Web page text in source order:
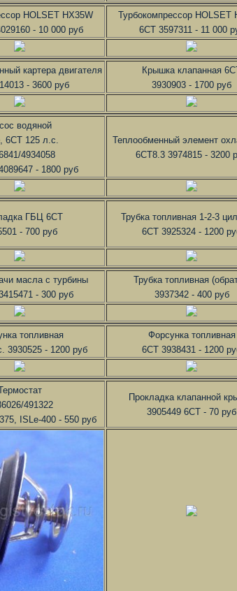
HOLSET HX35W
- 10 000 руб
Турбокомпрессор HOLSET
6CT 3597311 - 11 000
картера двигателя
- 3600 руб
Крышка клапанная
3930903 - 1700 руб
водяной
6CT 125 л.с.
4934058
- 1800 руб
Теплообменный элемент
6CT8.3 3974815 - 3200
ГБЦ 6CT
- 700 руб
Трубка топливная 1-2-3
6CT 3925324 - 1200
масла с турбины
- 300 руб
Трубка топливная
3937342 - 400 руб
топливная
3930525 - 1200 руб
Форсунка топливная
6CT 3938431 - 1200
491322
ISLe-400 - 550 руб
Прокладка клапанной
3905449 6CT - 70 руб